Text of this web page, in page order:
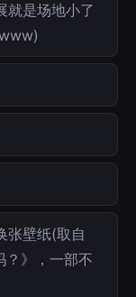
就是场地小了
张壁纸(取自
？》，一部不